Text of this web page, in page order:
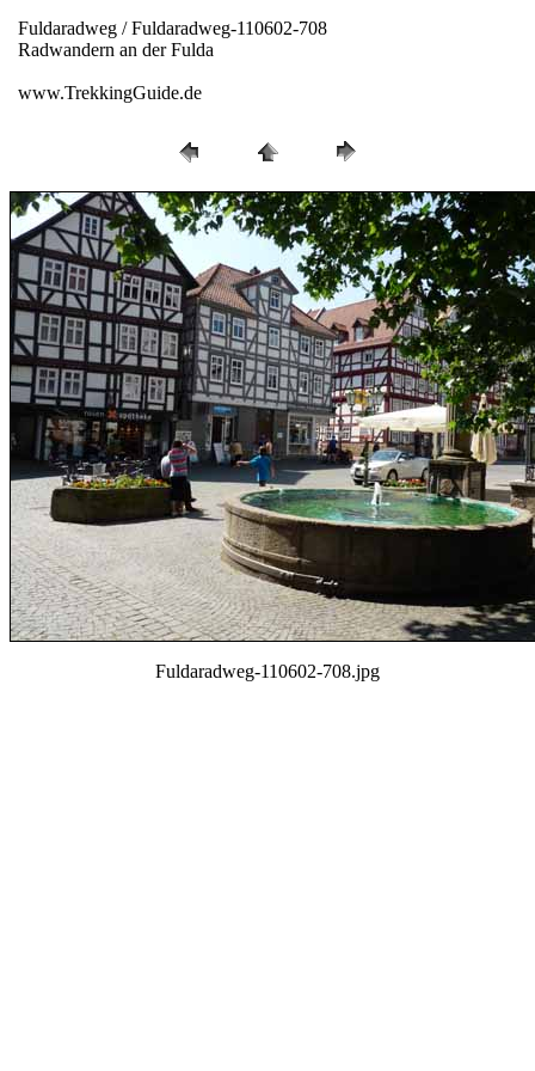
Fuldaradweg / Fuldaradweg-110602-708
Radwandern an der Fulda
www.TrekkingGuide.de
Fuldaradweg-110602-708.jpg